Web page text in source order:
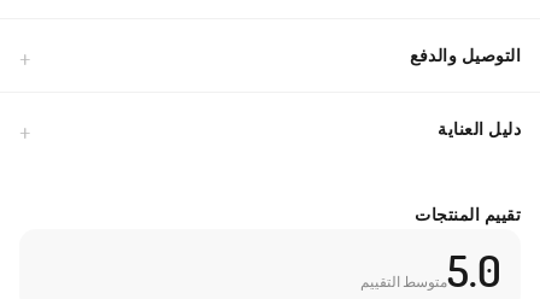
التوصيل والدفع
دليل العناية
تقييم المنتجات
5.0متوسط التقييم